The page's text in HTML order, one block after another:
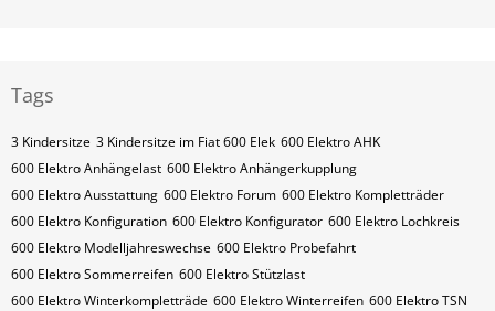
Tags
3 Kindersitze 3 Kindersitze im Fiat 600 Elek 600 Elektro AHK
600 Elektro Anhängelast 600 Elektro Anhängerkupplung
600 Elektro Ausstattung 600 Elektro Forum 600 Elektro Kompletträder
600 Elektro Konfiguration 600 Elektro Konfigurator 600 Elektro Lochkreis
600 Elektro Modelljahreswechse 600 Elektro Probefahrt
600 Elektro Sommerreifen 600 Elektro Stützlast
600 Elektro Winterkompletträde 600 Elektro Winterreifen 600 Elektro​​​​ TSN